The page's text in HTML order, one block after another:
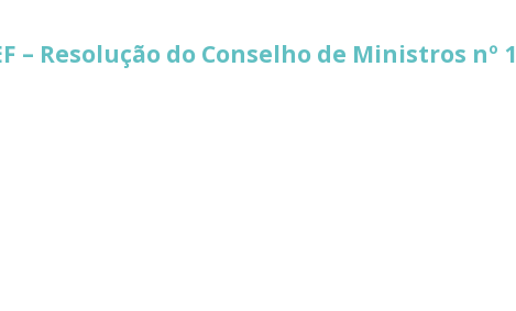
– Resolução do Conselho de Ministros nº